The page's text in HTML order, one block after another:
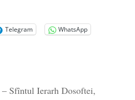
PETRIȘOR, ÎNTRU
- 17 martie 2021
A! - 28 mai 2020
Franco (1892-1975)
Telegram
WhatsApp
– Sfîntul Ierarh Dosoftei,